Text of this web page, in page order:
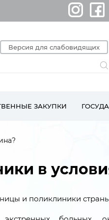
Версия для слабовидящих
ЗАКУПКИ
в
и поликлиники